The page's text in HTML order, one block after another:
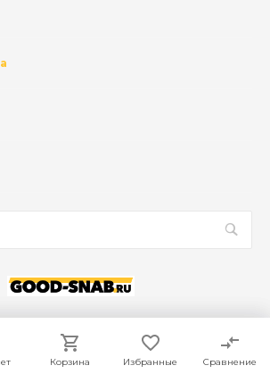
Корзина Избранные Сравнение
Корзина Избранные Сравнение
ГК Базис, Все права защищены
конфиденциальности